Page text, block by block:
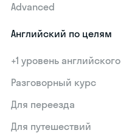
Advanced
Английский по целям
+1 уровень английского
Разговорный курс
Для переезда
Для путешествий